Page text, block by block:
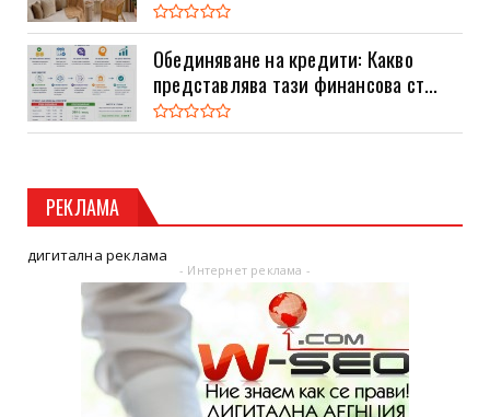
Обединяване на кредити: Какво
представлява тази финансова ст...
РЕКЛАМА
дигитална реклама
- Интернет реклама -